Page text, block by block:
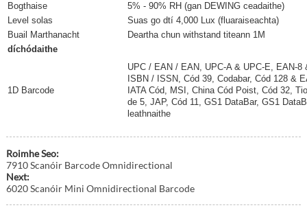
Bogthaise
5% - 90% RH (gan DEWING ceadaithe)
Level solas
Suas go dtí 4,000 Lux (fluaraiseachta)
Buail Marthanacht
Deartha chun withstand titeann 1M
díchódaithe
1D Barcode
UPC / EAN / EAN, UPC-A & UPC-E, EAN-8
ISBN / ISSN, Cód 39, Codabar, Cód 128 &
IATA Cód, MSI, China Cód Poist, Cód 32,
de 5, JAP, Cód 11, GS1 DataBar, GS1
leathnaithe
Roimhe Seo:
7910 Scanóir Barcode Omnidirectional
Next:
6020 Scanóir Mini Omnidirectional Barcode